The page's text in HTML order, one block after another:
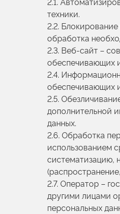
техники.
2.2.
обработка
2.3. Веб-сайт –
обеспечивающих
2.4.
обеспечивающих
2.5.
дополнительной
данных.
2.6. Обработка
использованием
систематизацию,
2.7. Оператор –
другими лицами
персональных